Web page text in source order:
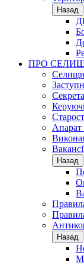
Назад
ПРО
Апарат
Назад
Назад